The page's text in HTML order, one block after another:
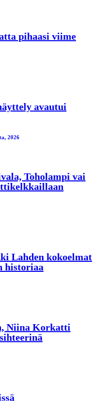
pihaasi viime
avautui
2026
Toholampi vai
Lahden kokoelmat
historiaa
Niina Korkatti